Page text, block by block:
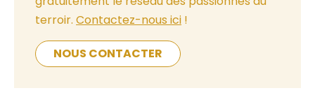
terroir. Contactez-nous ici !
NOUS CONTACTER